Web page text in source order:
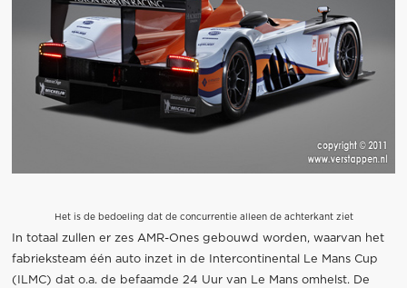
Het is de bedoeling dat de concurrentie alleen de achterkant ziet
In totaal zullen er zes AMR-Ones gebouwd worden, waarvan het
fabrieksteam één auto inzet in de Intercontinental Le Mans Cup
(ILMC) dat o.a. de befaamde 24 Uur van Le Mans omhelst. De